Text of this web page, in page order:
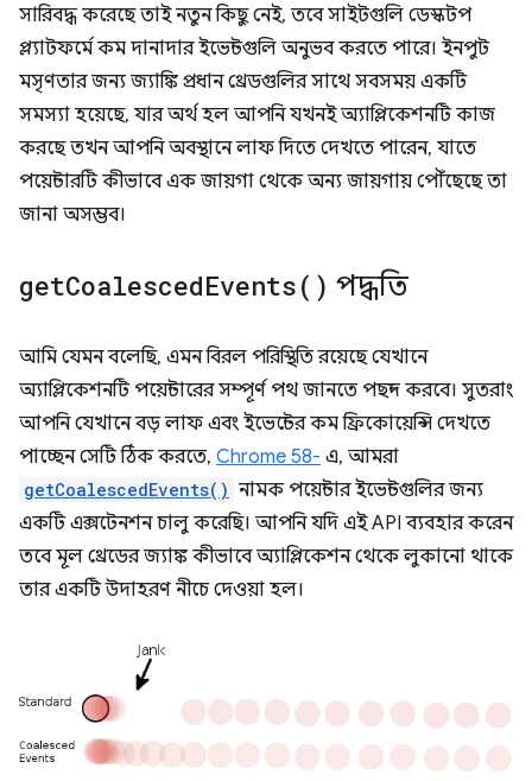
সারিবদ্ধ করেছে তাই নতুন কিছু নেই, তবে সাইটগুলি ডেস্কটপ
প্ল্যাটফর্মে কম দানাদার ইভেন্টগুলি অনুভব করতে পারে। ইনপুট
মসৃণতার জন্য জ্যাঙ্কি প্রধান থ্রেডগুলির সাথে সবসময় একটি
সমস্যা হয়েছে, যার অর্থ হল আপনি যখনই অ্যাপ্লিকেশনটি কাজ
করছে তখন আপনি অবস্থানে লাফ দিতে দেখতে পারেন, যাতে
পয়েন্টারটি কীভাবে এক জায়গা থেকে অন্য জায়গায় পৌঁছেছে তা
জানা অসম্ভব।
getCoalescedEvents( ) পদ্ধতি
আমি যেমন বলেছি, এমন বিরল পরিস্থিতি রয়েছে যেখানে
অ্যাপ্লিকেশনটি পয়েন্টারের সম্পূর্ণ পথ জানতে পছন্দ করবে। সুতরাং
আপনি যেখানে বড় লাফ এবং ইভেন্টের কম ফ্রিকোয়েন্সি দেখতে
পাচ্ছেন সেটি ঠিক করতে, Chrome 58- এ, আমরা
getCoalescedEvents() নামক পয়েন্টার ইভেন্টগুলির জন্য
একটি এক্সটেনশন চালু করেছি। আপনি যদি এই API ব্যবহার করেন
তবে মূল থ্রেডের জ্যাঙ্ক কীভাবে অ্যাপ্লিকেশন থেকে লুকানো থাকে
তার একটি উদাহরণ নীচে দেওয়া হল।